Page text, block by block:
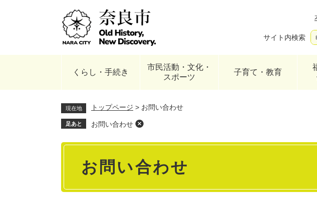
サイト内検索
くらし・手続き
市民活動・文化・
スポーツ
子育て・教育
現在地 トップページ > お問い合わせ
足あと お問い合わせ
本
お問い合わせ